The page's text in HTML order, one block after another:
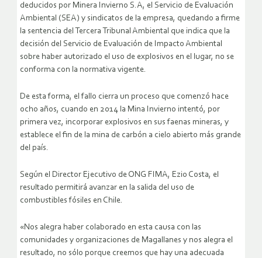
deducidos por Minera Invierno S.A, el Servicio de Evaluación
Ambiental (SEA) y sindicatos de la empresa, quedando a firme
la sentencia del Tercera Tribunal Ambiental que indica que la
decisión del Servicio de Evaluación de Impacto Ambiental
sobre haber autorizado el uso de explosivos en el lugar, no se
conforma con la normativa vigente.
De esta forma, el fallo cierra un proceso que comenzó hace
ocho años, cuando en 2014 la Mina Invierno intentó, por
primera vez, incorporar explosivos en sus faenas mineras, y
establece el fin de la mina de carbón a cielo abierto más grande
del país.
Según el Director Ejecutivo de ONG FIMA, Ezio Costa, el
resultado permitirá avanzar en la salida del uso de
combustibles fósiles en Chile.
«Nos alegra haber colaborado en esta causa con las
comunidades y organizaciones de Magallanes y nos alegra el
resultado, no sólo porque creemos que hay una adecuada